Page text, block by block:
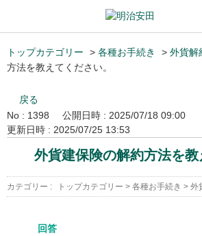
トップカテゴリー > 各種お手続き > 外貨解
方法を教えてください。
戻る
No : 1398
公開日時 : 2025/07/18 09:00
更新日時 : 2025/07/25 13:53
外貨建保険の解約方法を教
カテゴリー : トップカテゴリー > 各種お手続き > 外
回答